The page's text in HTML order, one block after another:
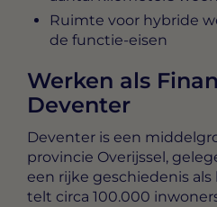
Ruimte voor hybride
de functie-eisen
Werken als
Deventer
Deventer is een
provincie Overijssel,
een rijke geschiedenis als
telt circa 100.000